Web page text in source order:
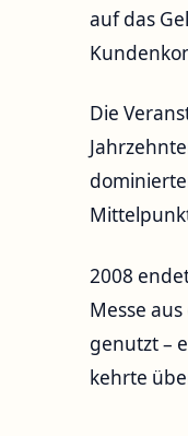
auf das
Die
2008
Messe
genutzt –
kehrte